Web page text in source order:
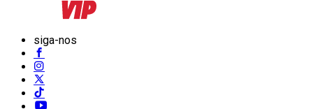
siga-nos